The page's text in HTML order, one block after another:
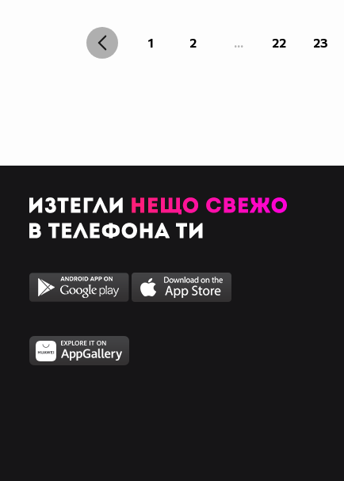
1 2 ... 22 23